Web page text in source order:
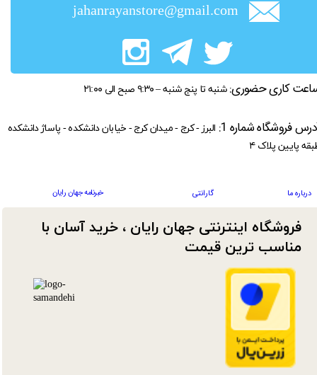
jahanrayanstore@gmail.com
فروشگاه اینترنتی جهان رایان ، خرید آسان با
مناسب ترین قیمت​​​​​​​
کاری حضوری: شنبه تا پنج شنبه – ۹:۳۰ صبح الی ۲۱:۰۰
درباره ما گارانتی خبرنامه جهان رایان
فروشگاه شماره 1:
البرز - کرج - میدان کرج - خیابان دانشکده - پاساژ دانشکده
پایین پلاک ۴